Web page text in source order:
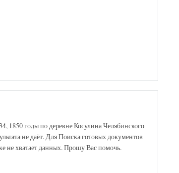
1850 годы по деревне Косулина Челябинского
не даёт. Для Поиска готовых документов
не хватает данных. Прошу Вас помочь.